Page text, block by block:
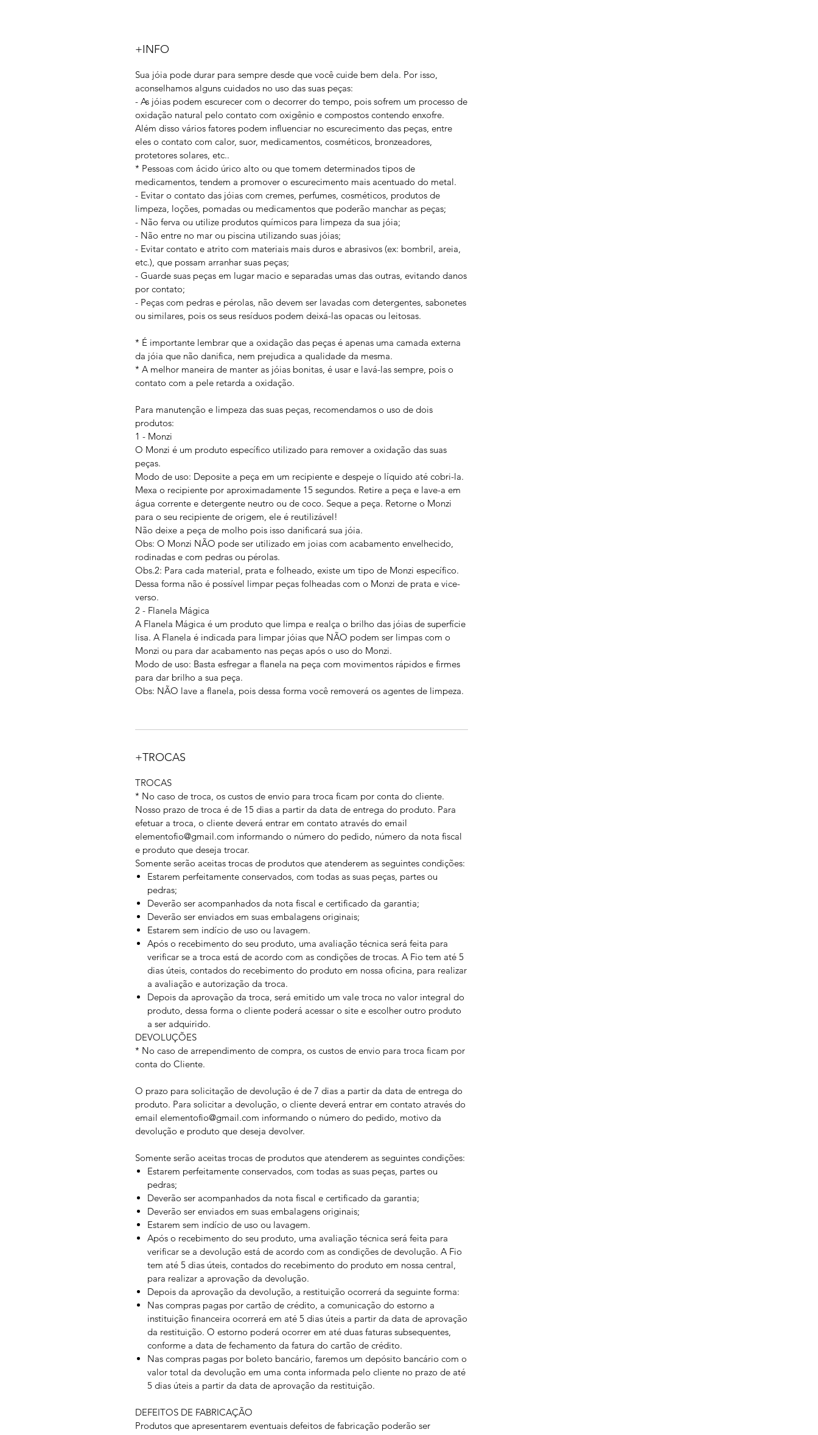
+INFO
Sua jóia pode durar para sempre desde que você cuide bem dela. Por isso,
aconselhamos alguns cuidados no uso das suas peças:
- As jóias podem escurecer com o decorrer do tempo, pois sofrem um processo de
oxidação natural pelo contato com oxigênio e compostos contendo enxofre.
Além disso vários fatores podem influenciar no escurecimento das peças, entre
eles o contato com calor, suor, medicamentos, cosméticos, bronzeadores,
protetores solares, etc..
* Pessoas com ácido úrico alto ou que tomem determinados tipos de
medicamentos, tendem a promover o escurecimento mais acentuado do metal.
- Evitar o contato das jóias com cremes, perfumes, cosméticos, produtos de
limpeza, loções, pomadas ou medicamentos que poderão manchar as peças;
- Não ferva ou utilize produtos químicos para limpeza da sua jóia;
- Não entre no mar ou piscina utilizando suas jóias;
- Evitar contato e atrito com materiais mais duros e abrasivos (ex: bombril, areia,
etc.), que possam arranhar suas peças;
- Guarde suas peças em lugar macio e separadas umas das outras, evitando danos
por contato;
- Peças com pedras e pérolas, não devem ser lavadas com detergentes, sabonetes
ou similares, pois os seus resíduos podem deixá-las opacas ou leitosas.
* É importante lembrar que a oxidação das peças é apenas uma camada externa
da jóia que não danifica, nem prejudica a qualidade da mesma.
* A melhor maneira de manter as jóias bonitas, é usar e lavá-las sempre, pois o
contato com a pele retarda a oxidação.
Para manutenção e limpeza das suas peças, recomendamos o uso de dois
produtos:
1 - Monzi
O Monzi é um produto específico utilizado para remover a oxidação das suas
peças.
Modo de uso: Deposite a peça em um recipiente e despeje o líquido até cobri-la.
Mexa o recipiente por aproximadamente 15 segundos. Retire a peça e lave-a em
água corrente e detergente neutro ou de coco. Seque a peça. Retorne o Monzi
para o seu recipiente de origem, ele é reutilizável!
Não deixe a peça de molho pois isso danificará sua jóia.
Obs: O Monzi NÃO pode ser utilizado em joias com acabamento envelhecido,
rodinadas e com pedras ou pérolas.
Obs.2: Para cada material, prata e folheado, existe um tipo de Monzi específico.
Dessa forma não é possível limpar peças folheadas com o Monzi de prata e vice-
verso.
2 - Flanela Mágica
A Flanela Mágica é um produto que limpa e realça o brilho das jóias de superfície
lisa. A Flanela é indicada para limpar jóias que NÃO podem ser limpas com o
Monzi ou para dar acabamento nas peças após o uso do Monzi.
Modo de uso: Basta esfregar a flanela na peça com movimentos rápidos e firmes
para dar brilho a sua peça.
Obs: NÃO lave a flanela, pois dessa forma você removerá os agentes de limpeza.
+TROCAS
TROCAS
* No caso de troca, os custos de envio para troca ficam por conta do cliente.
Nosso prazo de troca é de 15 dias a partir da data de entrega do produto. Para
efetuar a troca, o cliente deverá entrar em contato através do email
elementofio@gmail.com informando o número do pedido, número da nota fiscal
e produto que deseja trocar.
Somente serão aceitas trocas de produtos que atenderem as seguintes condições:
Estarem perfeitamente conservados, com todas as suas peças, partes ou
pedras;
Deverão ser acompanhados da nota fiscal e certificado da garantia;
Deverão ser enviados em suas embalagens originais;
Estarem sem indício de uso ou lavagem.
Após o recebimento do seu produto, uma avaliação técnica será feita para
verificar se a troca está de acordo com as condições de trocas. A Fio tem até 5
dias úteis, contados do recebimento do produto em nossa oficina, para realizar
a avaliação e autorização da troca.
Depois da aprovação da troca, será emitido um vale troca no valor integral do
produto, dessa forma o cliente poderá acessar o site e escolher outro produto
a ser adquirido.
DEVOLUÇÕES
* No caso de arrependimento de compra, os custos de envio para troca ficam por
conta do Cliente.
O prazo para solicitação de devolução é de 7 dias a partir da data de entrega do
produto. Para solicitar a devolução, o cliente deverá entrar em contato através do
email elementofio@gmail.com informando o número do pedido, motivo da
devolução e produto que deseja devolver.
Somente serão aceitas trocas de produtos que atenderem as seguintes condições:
Estarem perfeitamente conservados, com todas as suas peças, partes ou
pedras;
Deverão ser acompanhados da nota fiscal e certificado da garantia;
Deverão ser enviados em suas embalagens originais;
Estarem sem indício de uso ou lavagem.
Após o recebimento do seu produto, uma avaliação técnica será feita para
verificar se a devolução está de acordo com as condições de devolução. A Fio
tem até 5 dias úteis, contados do recebimento do produto em nossa central,
para realizar a aprovação da devolução.
Depois da aprovação da devolução, a restituição ocorrerá da seguinte forma:
Nas compras pagas por cartão de crédito, a comunicação do estorno a
instituição financeira ocorrerá em até 5 dias úteis a partir da data de aprovação
da restituição. O estorno poderá ocorrer em até duas faturas subsequentes,
conforme a data de fechamento da fatura do cartão de crédito.
Nas compras pagas por boleto bancário, faremos um depósito bancário com o
valor total da devolução em uma conta informada pelo cliente no prazo de até
5 dias úteis a partir da data de aprovação da restituição.
DEFEITOS DE FABRICAÇÃO
Produtos que apresentarem eventuais defeitos de fabricação poderão ser